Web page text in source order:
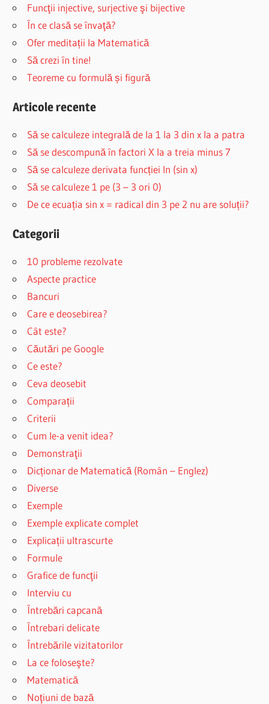
Funcţii injective, surjective şi bijective
În ce clasă se învaţă?
Ofer meditații la Matematică
Să crezi în tine!
Teoreme cu formulă și figură
Articole recente
Să se calculeze integrală de la 1 la 3 din x la a patra
Să se descompună în factori X la a treia minus 7
Să se calculeze derivata funcției ln (sin x)
Să se calculeze 1 pe (3 – 3 ori 0)
De ce ecuația sin x = radical din 3 pe 2 nu are soluții?
Categorii
10 probleme rezolvate
Aspecte practice
Bancuri
Care e deosebirea?
Cât este?
Căutări pe Google
Ce este?
Ceva deosebit
Comparații
Criterii
Cum le-a venit idea?
Demonstraţii
Dicționar de Matematică (Român – Englez)
Diverse
Exemple
Exemple explicate complet
Explicații ultrascurte
Formule
Grafice de funcţii
Interviu cu
Întrebări capcană
Întrebari delicate
Întrebările vizitatorilor
La ce foloseşte?
Matematică
Noţiuni de bază